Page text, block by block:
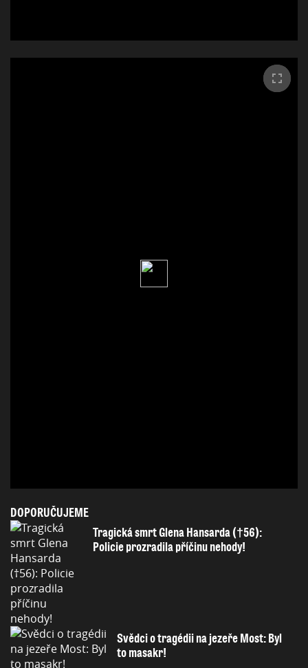
DOPORUČUJEME
Tragická smrt Glena Hansarda (†56):
Policie prozradila příčinu nehody!
Svědci o tragédii na jezeře Most: Byl
to masakr!